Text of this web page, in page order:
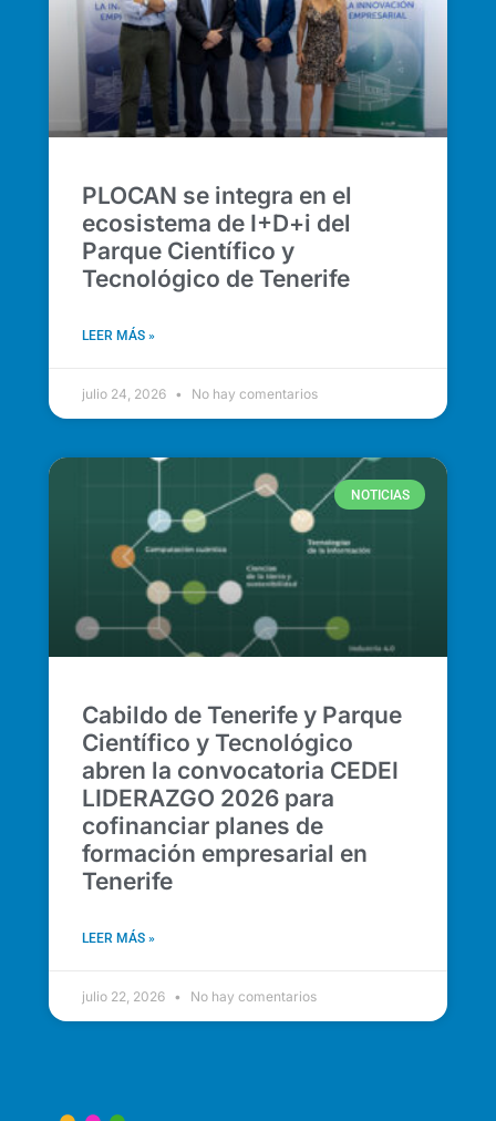
PLOCAN se integra en el
ecosistema de I+D+i del
Parque Científico y
Tecnológico de Tenerife
LEER MÁS »
julio 24, 2026 No hay comentarios
NOTICIAS
Cabildo de Tenerife y Parque
Científico y Tecnológico
abren la convocatoria CEDEI
LIDERAZGO 2026 para
cofinanciar planes de
formación empresarial en
Tenerife
LEER MÁS »
julio 22, 2026 No hay comentarios